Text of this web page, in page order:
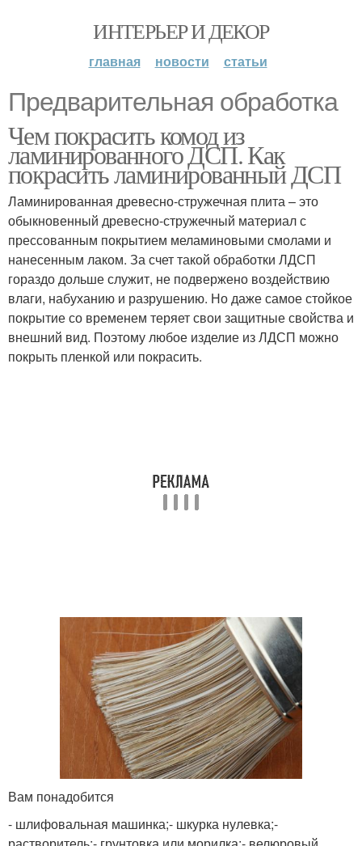
ИНТЕРЬЕР И ДЕКОР
главная новости статьи
Предварительная обработка
Чем покрасить комод из
ламинированного ДСП. Как
покрасить ламинированный ДСП
Ламинированная древесно-стружечная плита – это
обыкновенный древесно-стружечный материал с
прессованным покрытием меламиновыми смолами и
нанесенным лаком. За счет такой обработки ЛДСП
гораздо дольше служит, не подвержено воздействию
влаги, набуханию и разрушению. Но даже самое стойкое
покрытие со временем теряет свои защитные свойства и
внешний вид. Поэтому любое изделие из ЛДСП можно
покрыть пленкой или покрасить.
Вам понадобится
- шлифовальная машинка;- шкурка нулевка;-